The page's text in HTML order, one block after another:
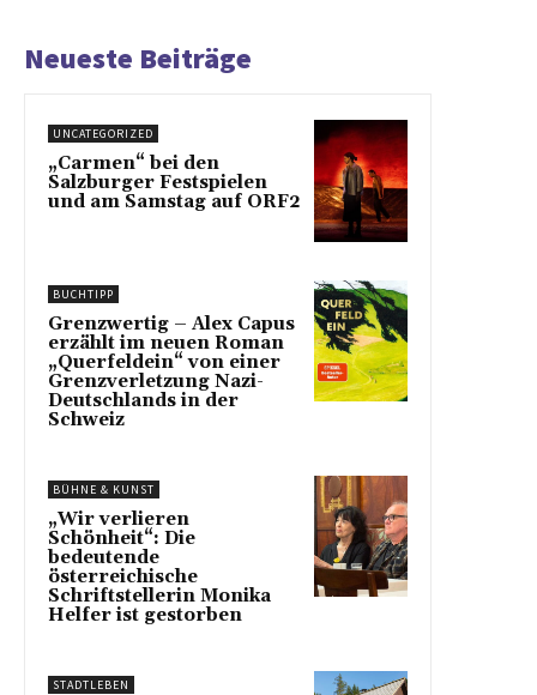
Neueste Beiträge
UNCATEGORIZED
„Carmen“ bei den
Salzburger Festspielen
und am Samstag auf ORF2
BUCHTIPP
Grenzwertig – Alex Capus
erzählt im neuen Roman
„Querfeldein“ von einer
Grenzverletzung Nazi-
Deutschlands in der
Schweiz
BÜHNE & KUNST
„Wir verlieren
Schönheit“: Die
bedeutende
österreichische
Schriftstellerin Monika
Helfer ist gestorben
STADTLEBEN